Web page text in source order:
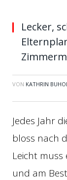
Lecker,
VON KATHRIN
Jedes Jahr
bloss nach
Leicht muss
und am